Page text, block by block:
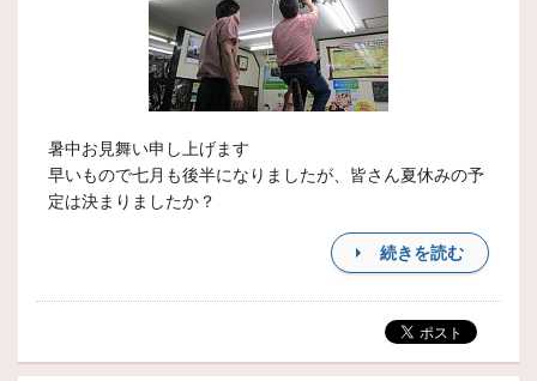
暑中お見舞い申し上げます
早いもので七月も後半になりましたが、皆さん夏休みの予
定は決まりましたか？
続きを読む